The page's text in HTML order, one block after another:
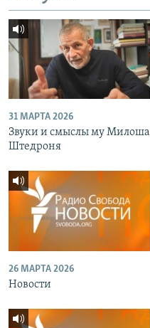
31 МАРТА 2026
Звуки и смыслы му Милоша
Штедроня
26 МАРТА 2026
Новости